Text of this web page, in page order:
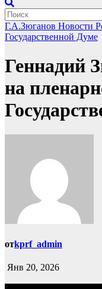
Г.А.Зюганов Новости
Государственной Думе
Геннадий
на
отkprf_admin
Янв 20, 2026